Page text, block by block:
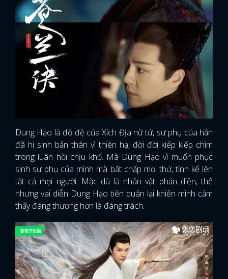
Dung Hạo là đồ đệ của Xích Địa nữ tử, sư phụ của hắn
đã hi sinh bản thân vì thiên hạ, đời đời kiếp kiếp chìm
trong luân hồi chịu khổ. Mà Dung Hạo vì muốn phục
sinh sư phụ của mình mà bất chấp mọi thứ, tính kế lên
tất cả mọi người. Mặc dù là nhân vật phản diện, thế
nhưng vai diễn Dung Hạo tiên quân lại khiến mình cảm
thấy đáng thương hơn là đáng trách.